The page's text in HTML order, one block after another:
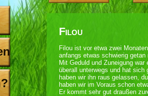
Filou
Filou ist vor etwa zwei
anfangs etwas schwierig
Mit Geduld und Zuneigung
überall unterwegs und hat sich
haben wir ihn raus gelassen,
haben wir im Voraus schon
Er kommt sehr gut draußen